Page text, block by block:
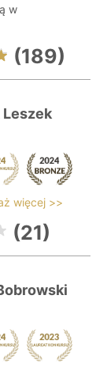
w
(189)
Leszek
więcej >>
(21)